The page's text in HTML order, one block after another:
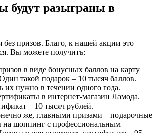
будут разыграны в
без призов. Благо, к нашей акции это
Вы можете получить:
в виде бонусных баллов на карту
такой подарок – 10 тысяч баллов.
их нужно в течении одного года.
в интернет-магазин Ламода.
– 10 тысяч рублей.
же, главными призами – подарочные
на шоппинг с профессиональным